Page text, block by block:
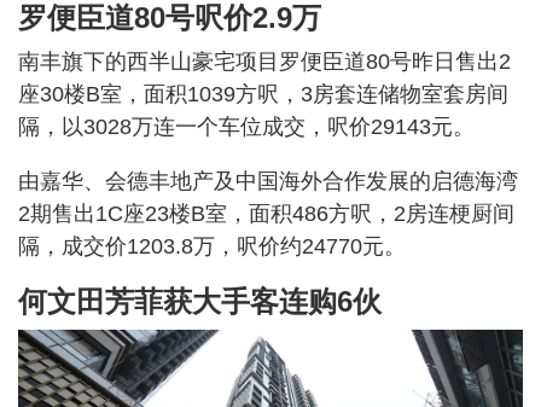
罗便臣道80号呎价2.9万
南丰旗下的西半山豪宅项目罗便臣道80号昨日售出2
座30楼B室，面积1039方呎，3房套连储物室套房间
隔，以3028万连一个车位成交，呎价29143元。
由嘉华、会德丰地产及中国海外合作发展的启德海湾
2期售出1C座23楼B室，面积486方呎，2房连梗厨间
隔，成交价1203.8万，呎价约24770元。
何文田芳菲获大手客连购6伙